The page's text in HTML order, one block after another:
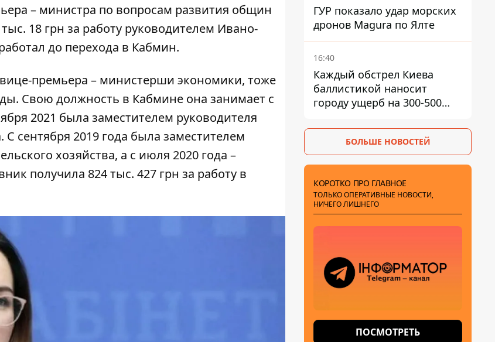
– министра по вопросам развития общин
18 грн за работу руководителем Ивано-
до перехода в Кабмин.
премьера – министерши экономики, тоже
Свою должность в Кабмине она занимает с
2021 была заместителем руководителя
сентября 2019 года была заместителем
хозяйства, а с июля 2020 года –
получила 824 тыс. 427 грн за работу в
ГУР показало удар морских
дронов Magura по Ялте
16:40
Каждый обстрел Киева
баллистикой наносит
городу ущерб на 300-500
Пантелеев
БОЛЬШЕ НОВОСТЕЙ
КОРОТКО ПРО ГЛАВНОЕ
ТОЛЬКО ОПЕРАТИВНЫЕ НОВОСТИ,
НИЧЕГО ЛИШНЕГО
ПОСМОТРЕТЬ